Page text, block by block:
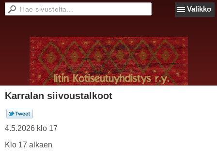
Valikko
Karralan siivoustalkoot
4.5.2026 klo 17
Klo 17 alkaen